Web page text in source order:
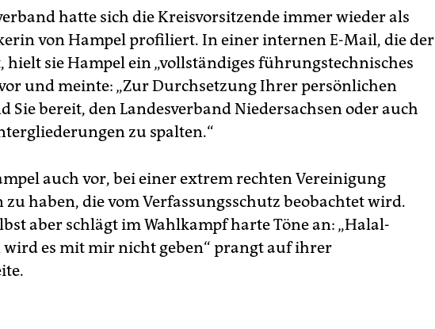
hatte sich die Kreisvorsitzende immer wieder als
von Hampel profiliert. In einer internen E-Mail, die der
hielt sie Hampel ein „vollständiges führungstechnisches
und meinte: „Zur Durchsetzung Ihrer persönlichen
Sie bereit, den Landesverband Niedersachsen oder auch
zu spalten.“
auch vor, bei einer extrem rechten Vereinigung
zu haben, die vom Verfassungsschutz beobachtet wird.
aber schlägt im Wahlkampf harte Töne an: „Halal-
wird es mit mir nicht geben“ prangt auf ihrer